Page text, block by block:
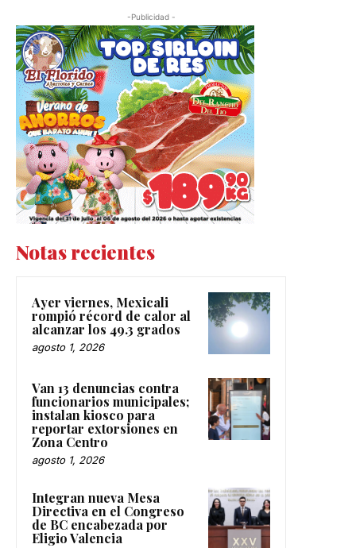
-Publicidad -
Notas recientes
Ayer viernes, Mexicali
rompió récord de calor al
alcanzar los 49.3 grados
agosto 1, 2026
Van 13 denuncias contra
funcionarios municipales;
instalan kiosco para
reportar extorsiones en
Zona Centro
agosto 1, 2026
Integran nueva Mesa
Directiva en el Congreso
de BC encabezada por
Eligio Valencia